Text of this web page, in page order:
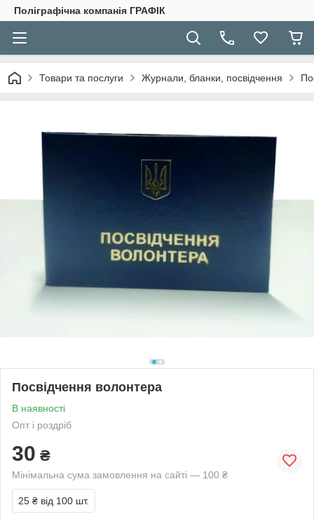
Поліграфічна компанія ГРАФІК
Товари та послуги Журнали, бланки, посвідчення
Посвідчення волонтера
В наявності
Опт і роздріб
30 ₴
Мінімальна сума замовлення на сайті — 100 ₴
25 ₴ від 100 шт.